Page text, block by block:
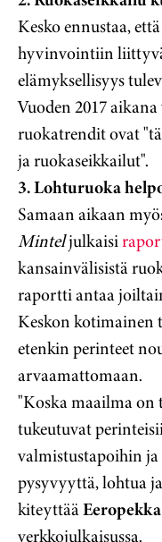
Kesko ennustaa,
hyvinvointiin
elämyksellisyys
Vuoden 2017
ruokatrendit ovat
ja ruokaseikkailut".
3. Lohturuoka
Samaan aikaan
Minteljulkaisi
kansainvälisistä
raportti antaa
Keskon
etenkin perinteet
arvaamattomaan.
"Koska maailma
tukeutuvat
valmistustapoihin
pysyvyyttä, lohtua
kiteyttää
verkkojulkaisussa.